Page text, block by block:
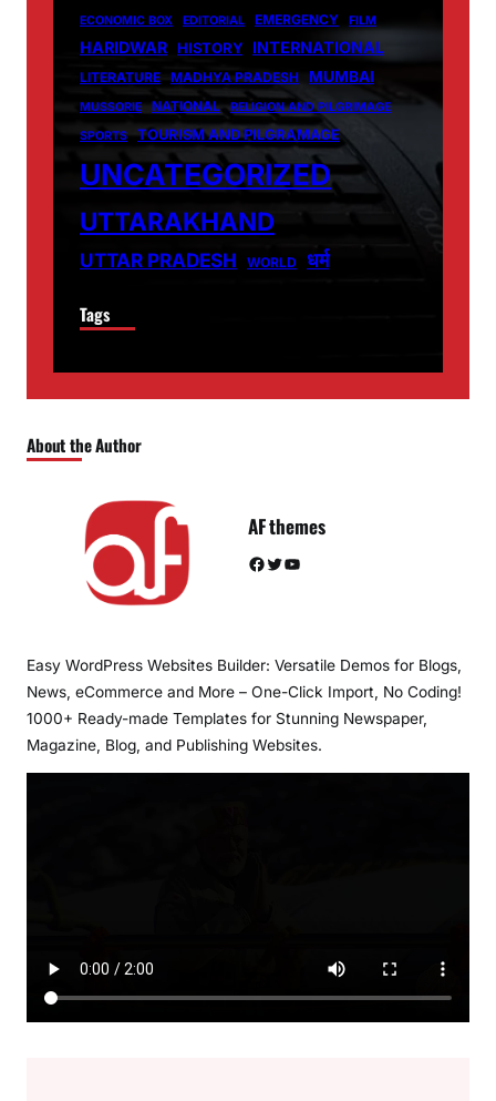
ECONOMIC BOX EDITORIAL EMERGENCY FILM
HARIDWAR HISTORY INTERNATIONAL
LITERATURE MADHYA PRADESH MUMBAI
MUSSORIE NATIONAL
RELIGION AND PILGRIMAGE
SPORTS
TOURISM AND PILGRAMAGE
UNCATEGORIZED
UTTARAKHAND
UTTAR PRADESH WORLD धर्म
Tags
About the Author
AF themes
Facebook Twitter YouTube
Easy WordPress Websites Builder: Versatile Demos for Blogs,
News, eCommerce and More – One-Click Import, No Coding!
1000+ Ready-made Templates for Stunning Newspaper,
Magazine, Blog, and Publishing Websites.